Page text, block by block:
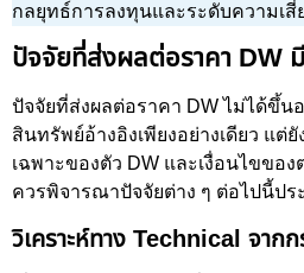
กลยุทธ์การลงทุนและระดับความเ
ปัจจัยที่ส่งผลต่อราคา DW มี
ปัจจัยที่ส่งผลต่อราคา DW ไม่ได้ขึ้น
สินทรัพย์อ้างอิงเพียงอย่างเดียว แต่
เฉพาะของตัว DW และเงื่อนไขข
ควรพิจารณาปัจจัยต่าง ๆ ต่อไปนี้ปร
วิเคราะห์ทาง Technical จาก